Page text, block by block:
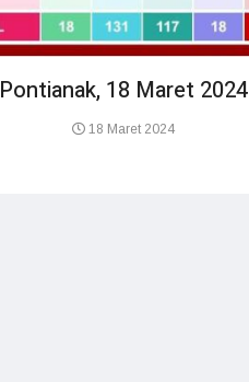
Pontianak, 18 Maret 2024
18 Maret 2024